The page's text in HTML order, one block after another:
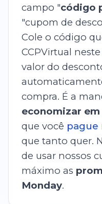
campo "código
"cupom de
Cole o código
CCPVirtual
valor do
compra. É a
economizar em
que você pague
que tanto quer.
de usar nossos
máximo as
Monday.